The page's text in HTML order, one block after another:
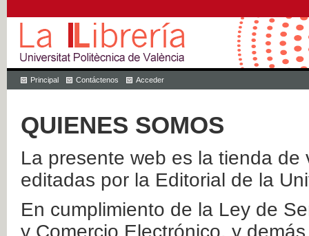
Principal Contáctenos Acceder
QUIENES SOMOS
La presente web es la tienda
editadas por la Editorial de la
En cumplimiento de la Ley de
y Comercio Electrónico, y